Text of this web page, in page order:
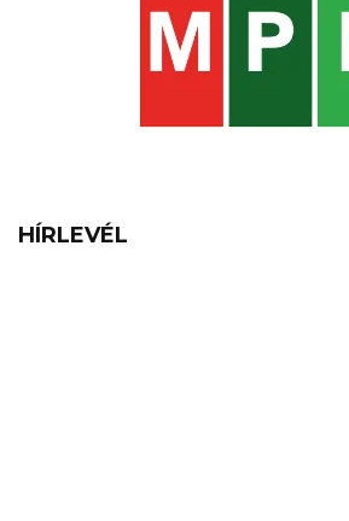
HÍRLEVÉL